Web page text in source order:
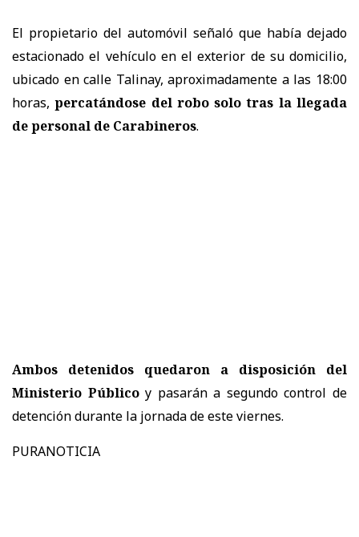
El propietario del automóvil señaló que había dejado
estacionado el vehículo en el exterior de su domicilio,
ubicado en calle Talinay, aproximadamente a las 18:00
horas,percatándose del robo solo tras la llegada
de personal de Carabineros.
Ambos detenidos quedaron a disposición del
Ministerio Públicoy pasarán a segundo control de
detención durante la jornada de este viernes.
PURANOTICIA